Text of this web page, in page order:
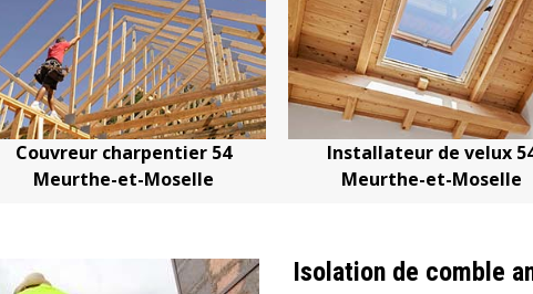
charpentier 54
et-Moselle
Installateur de velux 54
Meurthe-et-Moselle
Isolation de comble